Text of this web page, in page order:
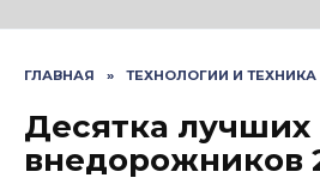
ГЛАВНАЯ » ТЕХНОЛОГИИ И ТЕХНИКА
Десятка лучших
внедорожников